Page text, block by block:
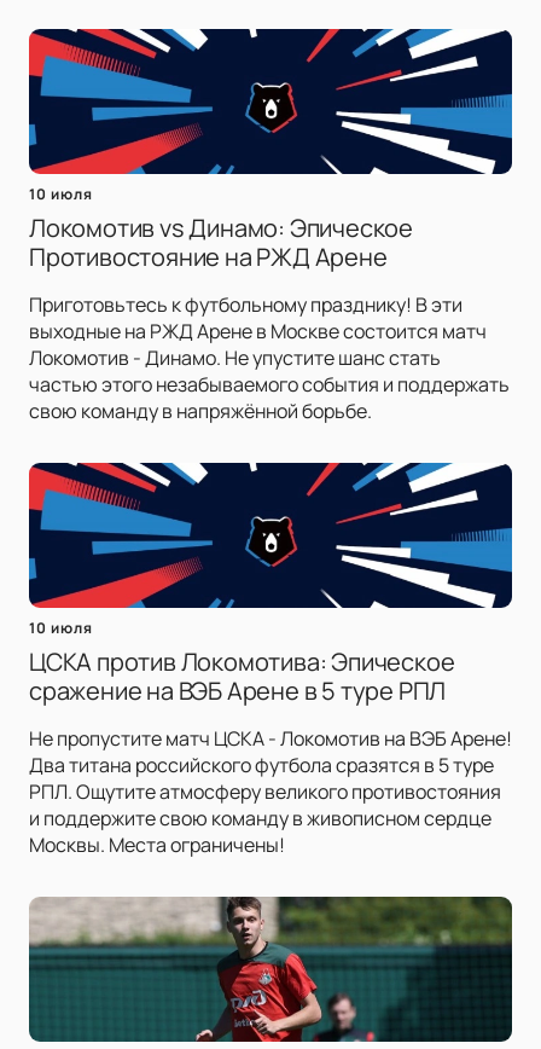
10 июля
Локомотив vs Динамо: Эпическое
Противостояние на РЖД Арене
Приготовьтесь к футбольному празднику! В эти
выходные на РЖД Арене в Москве состоится матч
Локомотив - Динамо. Не упустите шанс стать
частью этого незабываемого события и поддержать
свою команду в напряжённой борьбе.
10 июля
ЦСКА против Локомотива: Эпическое
сражение на ВЭБ Арене в 5 туре РПЛ
Не пропустите матч ЦСКА - Локомотив на ВЭБ Арене!
Два титана российского футбола сразятся в 5 туре
РПЛ. Ощутите атмосферу великого противостояния
и поддержите свою команду в живописном сердце
Москвы. Места ограничены!